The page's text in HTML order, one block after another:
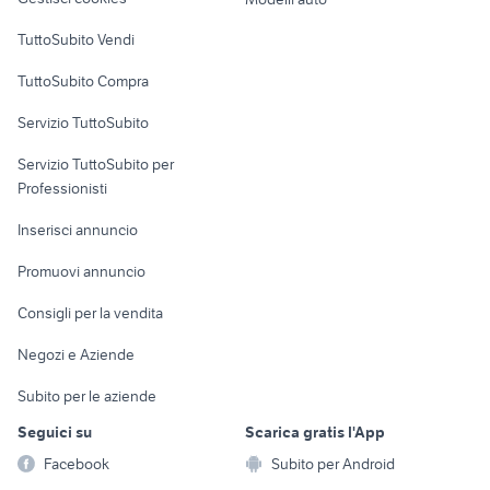
Informatica
Console e
Fotografia
Telefonia
Biciclette
TuttoSubito Vendi
TuttoSubito Compra
Servizio TuttoSubito
Servizio TuttoSubito per
Professionisti
Inserisci annuncio
Promuovi annuncio
Consigli per la vendita
Negozi e Aziende
Subito per le aziende
Seguici su
Facebook
Scarica gratis l'App
Subito per Android